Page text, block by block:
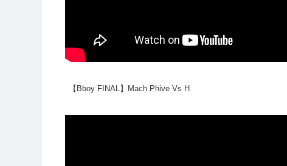
【Bboy FINAL】Mach Phive Vs H